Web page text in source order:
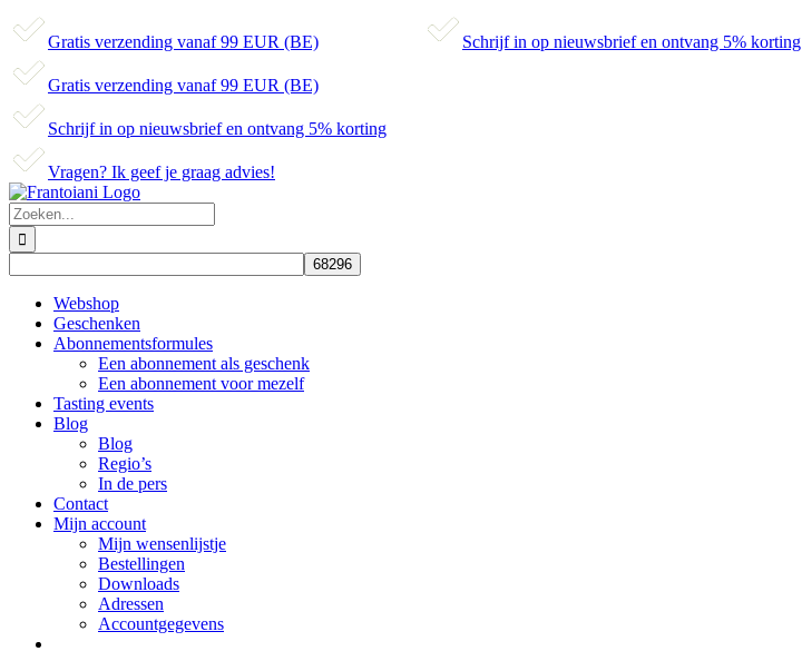
Gratis verzending vanaf 99 EUR (BE) Schrijf in op nieuwsbrief en ontvang 5% korting
Gratis verzending vanaf 99 EUR (BE)
Schrijf in op nieuwsbrief en ontvang 5% korting
Vragen? Ik geef je graag advies!
Skip
to
content
Zoeken
naar:
Webshop
Geschenken
Abonnementsformules
Een abonnement als geschenk
Een abonnement voor mezelf
Tasting events
Blog
Blog
Regio’s
In de pers
Contact
Mijn account
Mijn wensenlijstje
Bestellingen
Downloads
Adressen
Accountgegevens